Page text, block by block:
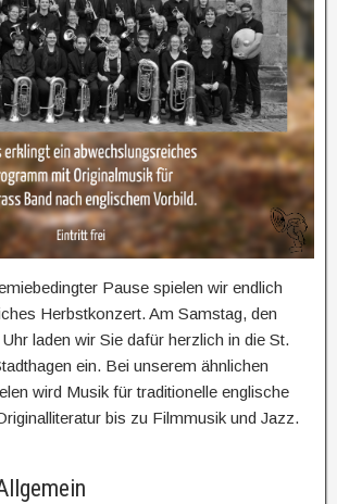
Pause spielen wir endlich
Herbstkonzert. Am Samstag, den
laden wir Sie dafür herzlich in die St.
ein. Bei unserem ähnlichen
wird Musik für traditionelle englische
bis zu Filmmusik und Jazz.